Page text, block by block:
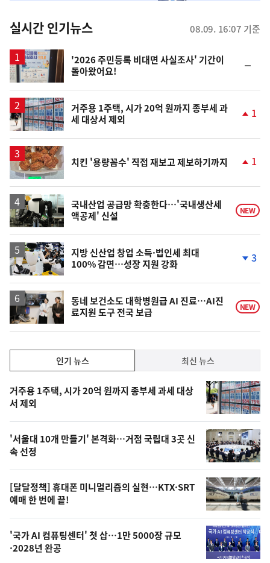
뉴
스
실시간 인기뉴스 08.09. 16:07 기준
'2026 주민등록 비대면 사실조사' 기간이
돌아왔어요!
일
거주용 1주택, 시가 20억 원까지 종부세 과
세 대상서 제외
상
1
치킨 '용량꼼수' 직접 재보고 제보하기까지
상
승
1
국내산업 공급망 확충한다…'국내생산세
액공제' 신설
NEW
지방 신산업 창업 소득·법인세 최대
100% 감면…성장 지원 강화
하
락
3
동네 보건소도 대학병원급 AI 진료…AI진
료지원 도구 전국 보급
NEW
기,
최
신,
오
늘
의
영
상
오
인기 뉴스 최신 뉴스
인
기
뉴
스
거주용 1주택, 시가 20억 원까지 종부세 과세 대상
서 제외
'서울대 10개 만들기' 본격화…거점 국립대 3곳 신
속 선정
[달달정책] 휴대폰 미니멀리즘의 실현…KTX·SRT
예매 한 번에 끝!
'국가 AI 컴퓨팅센터' 첫 삽…1만 5000장 규모
·2028년 완공